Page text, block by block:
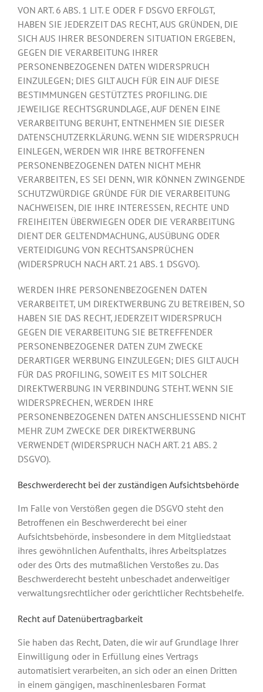
VON ART. 6 ABS. 1 LIT. E ODER F DSGVO ERFOLGT,
HABEN SIE JEDERZEIT DAS RECHT, AUS GRÜNDEN, DIE
SICH AUS IHRER BESONDEREN SITUATION ERGEBEN,
GEGEN DIE VERARBEITUNG IHRER
PERSONENBEZOGENEN DATEN WIDERSPRUCH
EINZULEGEN; DIES GILT AUCH FÜR EIN AUF DIESE
BESTIMMUNGEN GESTÜTZTES PROFILING. DIE
JEWEILIGE RECHTSGRUNDLAGE, AUF DENEN EINE
VERARBEITUNG BERUHT, ENTNEHMEN SIE DIESER
DATENSCHUTZERKLÄRUNG. WENN SIE WIDERSPRUCH
EINLEGEN, WERDEN WIR IHRE BETROFFENEN
PERSONENBEZOGENEN DATEN NICHT MEHR
VERARBEITEN, ES SEI DENN, WIR KÖNNEN ZWINGENDE
SCHUTZWÜRDIGE GRÜNDE FÜR DIE VERARBEITUNG
NACHWEISEN, DIE IHRE INTERESSEN, RECHTE UND
FREIHEITEN ÜBERWIEGEN ODER DIE VERARBEITUNG
DIENT DER GELTENDMACHUNG, AUSÜBUNG ODER
VERTEIDIGUNG VON RECHTSANSPRÜCHEN
(WIDERSPRUCH NACH ART. 21 ABS. 1 DSGVO).
WERDEN IHRE PERSONENBEZOGENEN DATEN
VERARBEITET, UM DIREKTWERBUNG ZU BETREIBEN, SO
HABEN SIE DAS RECHT, JEDERZEIT WIDERSPRUCH
GEGEN DIE VERARBEITUNG SIE BETREFFENDER
PERSONENBEZOGENER DATEN ZUM ZWECKE
DERARTIGER WERBUNG EINZULEGEN; DIES GILT AUCH
FÜR DAS PROFILING, SOWEIT ES MIT SOLCHER
DIREKTWERBUNG IN VERBINDUNG STEHT. WENN SIE
WIDERSPRECHEN, WERDEN IHRE
PERSONENBEZOGENEN DATEN ANSCHLIESSEND NICHT
MEHR ZUM ZWECKE DER DIREKTWERBUNG
VERWENDET (WIDERSPRUCH NACH ART. 21 ABS. 2
DSGVO).
Beschwerde­recht bei der zuständigen Aufsichts­behörde
Im Falle von Verstößen gegen die DSGVO steht den
Betroffenen ein Beschwerderecht bei einer
Aufsichtsbehörde, insbesondere in dem Mitgliedstaat
ihres gewöhnlichen Aufenthalts, ihres Arbeitsplatzes
oder des Orts des mutmaßlichen Verstoßes zu. Das
Beschwerderecht besteht unbeschadet anderweitiger
verwaltungsrechtlicher oder gerichtlicher Rechtsbehelfe.
Recht auf Daten­übertrag­barkeit
Sie haben das Recht, Daten, die wir auf Grundlage Ihrer
Einwilligung oder in Erfüllung eines Vertrags
automatisiert verarbeiten, an sich oder an einen Dritten
in einem gängigen, maschinenlesbaren Format